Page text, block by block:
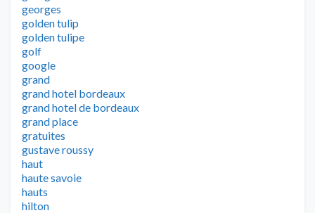
georges
golden tulip
golden tulipe
golf
google
grand
grand hotel bordeaux
grand hotel de bordeaux
grand place
gratuites
gustave roussy
haut
haute savoie
hauts
hilton